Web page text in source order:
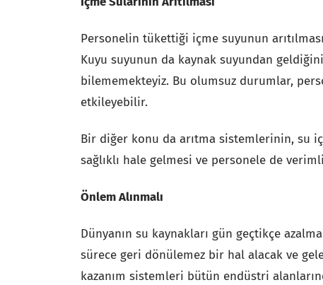
Personelin tükettiği içme suyunun
Kuyu suyunun da kaynak suyundan
bilememekteyiz. Bu olumsuz durumlar,
etkileyebilir.
Bir diğer konu da arıtma sistemlerinin, su
sağlıklı hale gelmesi ve personele de
Önlem Alınmalı
Dünyanın su kaynakları gün geçtikçe
sürece geri dönülemez bir hal alacak ve
kazanım sistemleri bütün endüstri